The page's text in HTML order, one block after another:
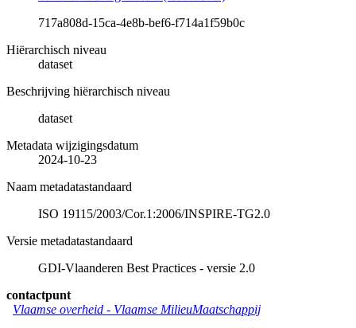
717a808d-15ca-4e8b-bef6-f714a1f59b0c
Hiërarchisch niveau
dataset
Beschrijving hiërarchisch niveau
dataset
Metadata wijzigingsdatum
2024-10-23
Naam metadatastandaard
ISO 19115/2003/Cor.1:2006/INSPIRE-TG2.0
Versie metadatastandaard
GDI-Vlaanderen Best Practices - versie 2.0
contactpunt
Vlaamse overheid - Vlaamse MilieuMaatschappij